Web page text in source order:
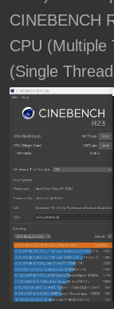
CINEBENCH
CPU (Multiple
(Single